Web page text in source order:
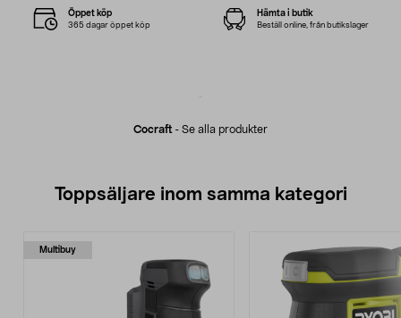
Cocraft - Se alla produkter
Öppet köp
365 dagar öppet köp
Hämta i butik
Beställ online, från butikslager
Toppsäljare inom samma kategori
Multibuy